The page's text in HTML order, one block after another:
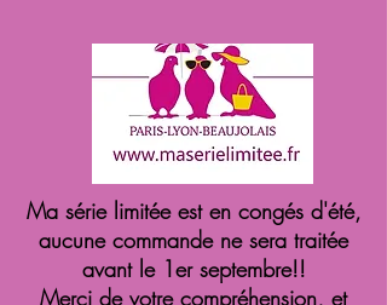
Ma série limitée est en congés d'été,
aucune commande ne sera traitée
avant le 1er septembre!!
Merci de votre compréhension, et